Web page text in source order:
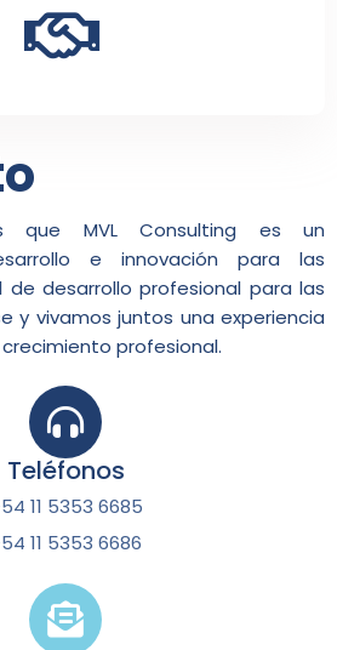
que MVL Consulting es un
e innovación para las
desarrollo profesional para las
y vivamos juntos una experiencia
profesional.
Teléfonos
11 5353 6685
11 5353 6686